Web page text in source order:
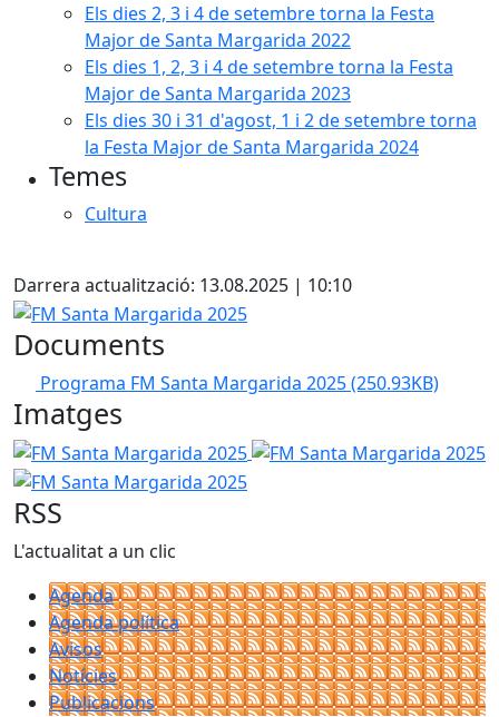
Els dies 2, 3 i 4 de setembre torna la Festa
Major de Santa Margarida 2022
Els dies 1, 2, 3 i 4 de setembre torna la Festa
Major de Santa Margarida 2023
Els dies 30 i 31 d'agost, 1 i 2 de setembre torna
la Festa Major de Santa Margarida 2024
Temes
Cultura
Darrera actualització: 13.08.2025 | 10:10
FM Santa Margarida 2025
Documents
Programa FM Santa Margarida 2025(250.93KB)
Imatges
FM Santa Margarida 2025
FM Santa Margarida 2025
FM Santa Margarida 2025
RSS
L'actualitat a un clic
Agenda
Agenda política
Avisos
Notícies
Publicacions